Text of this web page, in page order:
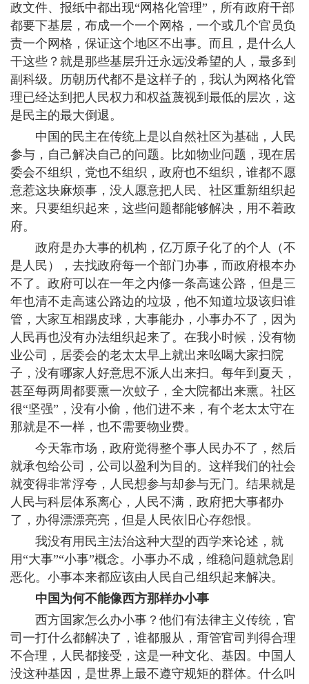
政文件、报纸中都出现“网格化管理”，所有政府干部
都要下基层，布成一个一个网格，一个或几个官员负
责一个网格，保证这个地区不出事。而且，是什么人
干这些？就是那些基层升迁永远没希望的人，最多到
副科级。历朝历代都不是这样子的，我认为网格化管
理已经达到把人民权力和权益蔑视到最低的层次，这
是民主的最大倒退。
中国的民主在传统上是以自然社区为基础，人民
参与，自己解决自己的问题。比如物业问题，现在居
委会不组织，党也不组织，政府也不组织，谁都不愿
意惹这块麻烦事，没人愿意把人民、社区重新组织起
来。只要组织起来，这些问题都能够解决，用不着政
府。
政府是办大事的机构，亿万原子化了的个人（不
是人民），去找政府每一个部门办事，而政府根本办
不了。政府可以在一年之内修一条高速公路，但是三
年也清不走高速公路边的垃圾，他不知道垃圾该归谁
管，大家互相踢皮球，大事能办，小事办不了，因为
人民再也没有办法组织起来了。在我小时候，没有物
业公司，居委会的老太太早上就出来吆喝大家扫院
子，没有哪家人好意思不派人出来扫。每年到夏天，
甚至每两周都要熏一次蚊子，全大院都出来熏。社区
很“坚强”，没有小偷，他们进不来，有个老太太守在
那就是不一样，也不需要物业费。
今天靠市场，政府觉得整个事人民办不了，然后
就承包给公司，公司以盈利为目的。这样我们的社会
就变得非常浮夸，人民想参与却参与无门。结果就是
人民与科层体系离心，人民不满，政府把大事都办
了，办得漂漂亮亮，但是人民依旧心存怨恨。
我没有用民主法治这种大型的西学来论述，就
用“大事”“小事”概念。小事办不成，维稳问题就急剧
恶化。小事本来都应该由人民自己组织起来解决。
中国为何不能像西方那样办小事
西方国家怎么办小事？他们有法律主义传统，官
司一打什么都解决了，谁都服从，甭管官司判得合理
不合理，人民都接受，这是一种文化、基因。中国人
没这种基因，是世界上最不遵守规矩的群体。什么叫